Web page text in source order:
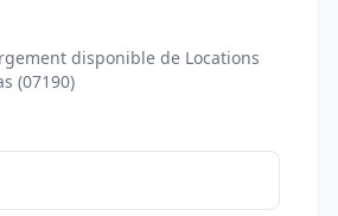
disponible de Locations
(07190)